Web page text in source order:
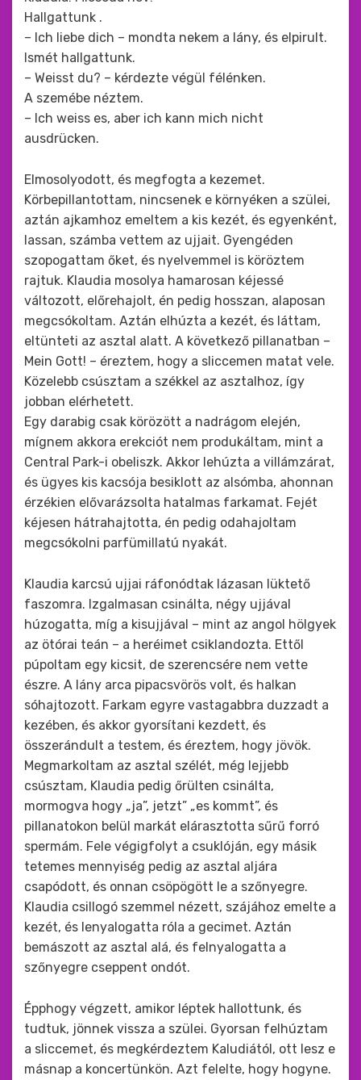
Hallgattunk .
– Ich liebe dich – mondta nekem a lány, és elpirult.
Ismét hallgattunk.
– Weisst du? – kérdezte végül félénken.
A szemébe néztem.
– Ich weiss es, aber ich kann mich nicht
ausdrücken.
Elmosolyodott, és megfogta a kezemet.
Körbepillantottam, nincsenek e környéken a szülei,
aztán ajkamhoz emeltem a kis kezét, és egyenként,
lassan, számba vettem az ujjait. Gyengéden
szopogattam őket, és nyelvemmel is köröztem
rajtuk. Klaudia mosolya hamarosan kéjessé
változott, előrehajolt, én pedig hosszan, alaposan
megcsókoltam. Aztán elhúzta a kezét, és láttam,
eltünteti az asztal alatt. A következő pillanatban –
Mein Gott! – éreztem, hogy a sliccemen matat vele.
Közelebb csúsztam a székkel az asztalhoz, így
jobban elérhetett.
Egy darabig csak körözött a nadrágom elején,
mígnem akkora erekciót nem produkáltam, mint a
Central Park-i obeliszk. Akkor lehúzta a villámzárat,
és ügyes kis kacsója besiklott az alsómba, ahonnan
érzékien elővarázsolta hatalmas farkamat. Fejét
kéjesen hátrahajtotta, én pedig odahajoltam
megcsókolni parfümillatú nyakát.
Klaudia karcsú ujjai ráfonódtak lázasan lüktető
faszomra. Izgalmasan csinálta, négy ujjával
húzogatta, míg a kisujjával – mint az angol hölgyek
az ötórai teán – a heréimet csiklandozta. Ettől
púpoltam egy kicsit, de szerencsére nem vette
észre. A lány arca pipacsvörös volt, és halkan
sóhajtozott. Farkam egyre vastagabbra duzzadt a
kezében, és akkor gyorsítani kezdett, és
összerándult a testem, és éreztem, hogy jövök.
Megmarkoltam az asztal szélét, még lejjebb
csúsztam, Klaudia pedig őrülten csinálta,
mormogva hogy „ja”, jetzt” „es kommt”, és
pillanatokon belül markát elárasztotta sűrű forró
spermám. Fele végigfolyt a csuklóján, egy másik
tetemes mennyiség pedig az asztal aljára
csapódott, és onnan csöpögött le a szőnyegre.
Klaudia csillogó szemmel nézett, szájához emelte a
kezét, és lenyalogatta róla a gecimet. Aztán
bemászott az asztal alá, és felnyalogatta a
szőnyegre cseppent ondót.
Épphogy végzett, amikor léptek hallottunk, és
tudtuk, jönnek vissza a szülei. Gyorsan felhúztam
a sliccemet, és megkérdeztem Kaludiától, ott lesz e
másnap a koncertünkön. Azt felelte, hogy hogyne.